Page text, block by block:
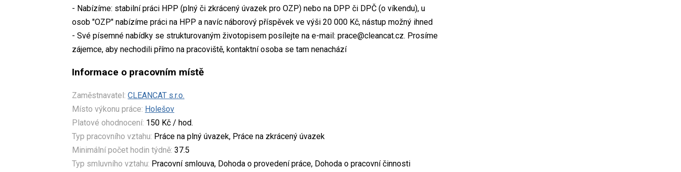
- Nabízíme: stabilní práci HPP (plný či zkrácený úvazek pro OZP) nebo na DPP či DPČ (o víkendu), u
osob "OZP" nabízíme práci na HPP a navíc náborový příspěvek ve výši 20 000 Kč, nástup možný ihned
- Své písemné nabídky se strukturovaným životopisem posílejte na e-mail: prace@cleancat.cz. Prosíme
zájemce, aby nechodili přímo na pracoviště, kontaktní osoba se tam nenachází
Informace o pracovním místě
Zaměstnavatel: CLEANCAT s.r.o.
Místo výkonu práce: Holešov
Platové ohodnocení: 150 Kč / hod.
Typ pracovního vztahu: Práce na plný úvazek, Práce na zkrácený úvazek
Minimální počet hodin týdně: 37.5
Typ smluvního vztahu: Pracovní smlouva, Dohoda o provedení práce, Dohoda o pracovní činnosti